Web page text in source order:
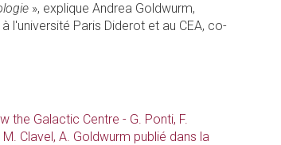
», explique Andrea Goldwurm,
Paris Diderot et au CEA, co-
the Galactic Centre - G. Ponti, F.
M. Clavel, A. Goldwurm publié dans la